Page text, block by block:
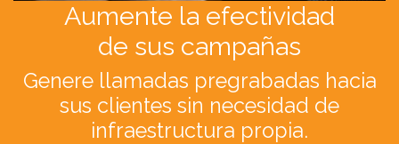
Aumente la efectividad
de sus campañas
Genere llamadas pregrabadas hacia
sus clientes sin necesidad de
infraestructura propia.